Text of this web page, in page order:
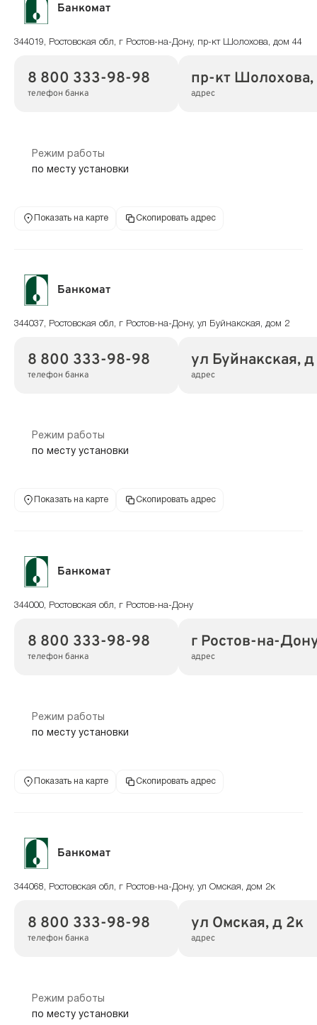
Банкомат
344019, Ростовская обл, г Ростов-на-Дону, пр-кт Шолохова, дом 44
8 800 333-98-98
телефон банка
пр-кт
адрес
Режим работы
по месту установки
Показать на карте Скопировать адрес
Банкомат
344037, Ростовская обл, г Ростов-на-Дону, ул Буйнакская, дом 2
8 800 333-98-98
телефон банка
ул Буйнакская,
адрес
Режим работы
по месту установки
Показать на карте Скопировать адрес
Банкомат
344000, Ростовская обл, г Ростов-на-Дону
8 800 333-98-98
телефон банка
г Ростов-на-
адрес
Режим работы
по месту установки
Показать на карте Скопировать адрес
Банкомат
344068, Ростовская обл, г Ростов-на-Дону, ул Омская, дом 2к
8 800 333-98-98
телефон банка
ул Омская, д 2к
адрес
Режим работы
по месту установки